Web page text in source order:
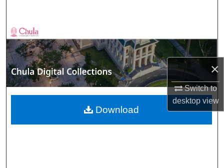
×
Switch to
desktopview
Browse Collections
My Account
About
Digital Commons Network™
Download